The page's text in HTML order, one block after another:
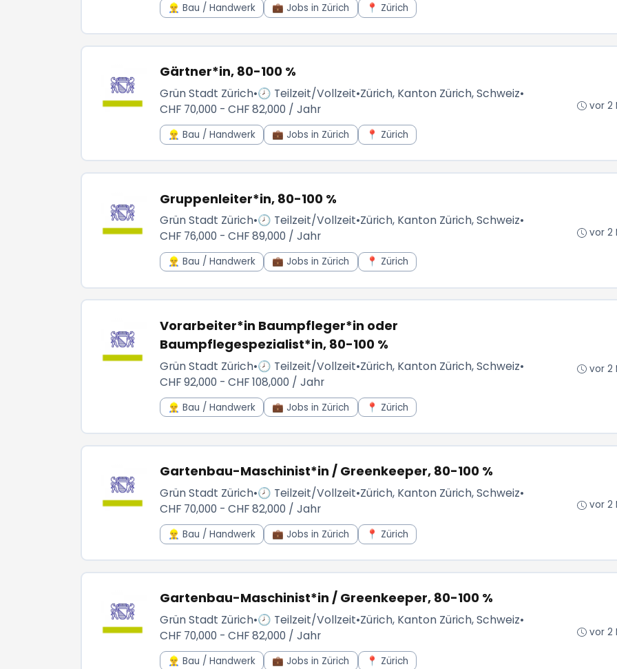
👷‍♂️ Bau / Handwerk 💼 Jobs in Zürich 📍 Zürich
Gärtner*in, 80-100 %
Grün Stadt Zürich•🕗 Teilzeit/Vollzeit•Zürich, Kanton Zürich, Schweiz•
CHF 70,000 - CHF 82,000 / Jahr
👷‍♂️ Bau / Handwerk 💼 Jobs in Zürich 📍 Zürich
vor 2
Gruppenleiter*in, 80-100 %
Grün Stadt Zürich•🕗 Teilzeit/Vollzeit•Zürich, Kanton Zürich, Schweiz•
CHF 76,000 - CHF 89,000 / Jahr
👷‍♂️ Bau / Handwerk 💼 Jobs in Zürich 📍 Zürich
vor 2
Vorarbeiter*in Baumpfleger*in oder
Baumpflegespezialist*in, 80-100 %
Grün Stadt Zürich•🕗 Teilzeit/Vollzeit•Zürich, Kanton Zürich, Schweiz•
CHF 92,000 - CHF 108,000 / Jahr
👷‍♂️ Bau / Handwerk 💼 Jobs in Zürich 📍 Zürich
vor 2
Gartenbau-Maschinist*in / Greenkeeper, 80-100 %
Grün Stadt Zürich•🕗 Teilzeit/Vollzeit•Zürich, Kanton Zürich, Schweiz•
CHF 70,000 - CHF 82,000 / Jahr
👷‍♂️ Bau / Handwerk 💼 Jobs in Zürich 📍 Zürich
vor 2
Gartenbau-Maschinist*in / Greenkeeper, 80-100 %
Grün Stadt Zürich•🕗 Teilzeit/Vollzeit•Zürich, Kanton Zürich, Schweiz•
CHF 70,000 - CHF 82,000 / Jahr
👷‍♂️ Bau / Handwerk 💼 Jobs in Zürich 📍 Zürich
vor 2